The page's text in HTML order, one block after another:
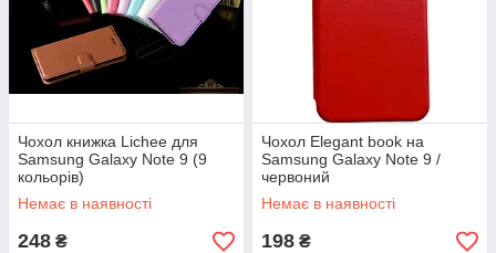
Чохол книжка Lichee для
Samsung Galaxy Note 9 (9
кольорів)
Немає в наявності
248 ₴
Чохол Elegant book на
Samsung Galaxy Note 9 /
червоний
Немає в наявності
198 ₴